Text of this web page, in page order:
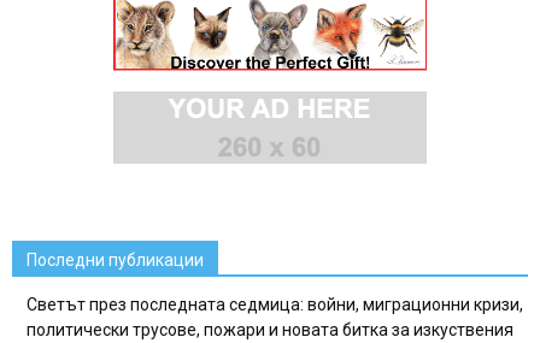
Последни публикации
Светът през последната седмица: войни, миграционни кризи,
политически трусове, пожари и новата битка за изкуствения